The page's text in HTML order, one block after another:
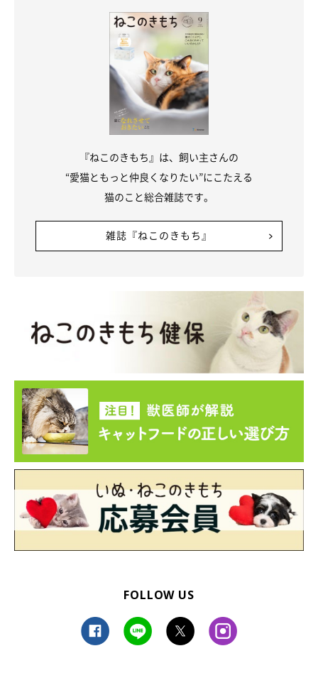
『ねこのきもち』は、飼い主さんの
“愛猫ともっと仲良くなりたい”にこたえる
猫のこと総合雑誌です。
雑誌『ねこのきもち』
FOLLOW US